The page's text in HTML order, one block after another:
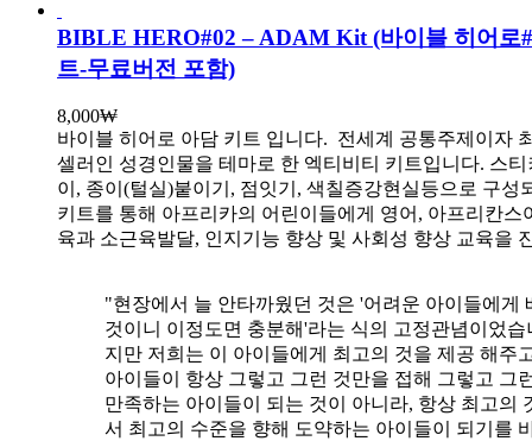
BIBLE HERO#02 – ADAM Kit (바이블 히어로
트-무료버전 포함)
8,000₩
바이블 히어로 아담 키트 입니다. 전세계 공통주제이자
셀러인 성경인물을 테마로 한 엑티비티 키트입니다. 스
이, 종이(털실)붙이기, 점잇기, 색칠증강현실등으로 구성
키트를 통해 아프리카의 어린이들에게 영어, 아프리칸스
육과 소근육발달, 인지기능 향상 및 사회성 향상 교육을
"현장에서 늘 안타까웠던 것은 '어려운 아이들에게
것이니 이정도면 충분해'라는 식의 고정관념이었습
지만 저희는 이 아이들에게 최고의 것을 제공 해주
아이들이 항상 그렇고 그런 것만을 접해 그렇고 그
만족하는 아이들이 되는 것이 아니라, 항상 최고의
서 최고의 수준을 향해 도약하는 아이들이 되기를